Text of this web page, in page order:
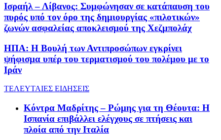
Ισραήλ – Λίβανος: Συμφώνησαν σε κατάπαυση του
πυρός υπό τον όρο της δημιουργίας «πιλοτικών»
ζωνών ασφαλείας αποκλεισμού της Χεζμπολάχ
ΗΠΑ: Η Βουλή των Αντιπροσώπων εγκρίνει
ψήφισμα υπέρ του τερματισμού του πολέμου με το
Ιράν
ΤΕΛΕΥΤΑΙΕΣ ΕΙΔΗΣΕΙΣ
Κόντρα Μαδρίτης – Ρώμης για τη Θέουτα: Η
Ισπανία επιβάλλει ελέγχους σε πτήσεις και
πλοία από την Ιταλία